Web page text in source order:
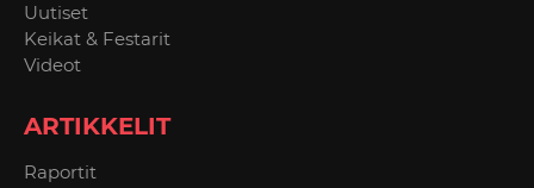
Uutiset
Keikat & Festarit
Videot
ARTIKKELIT
Raportit